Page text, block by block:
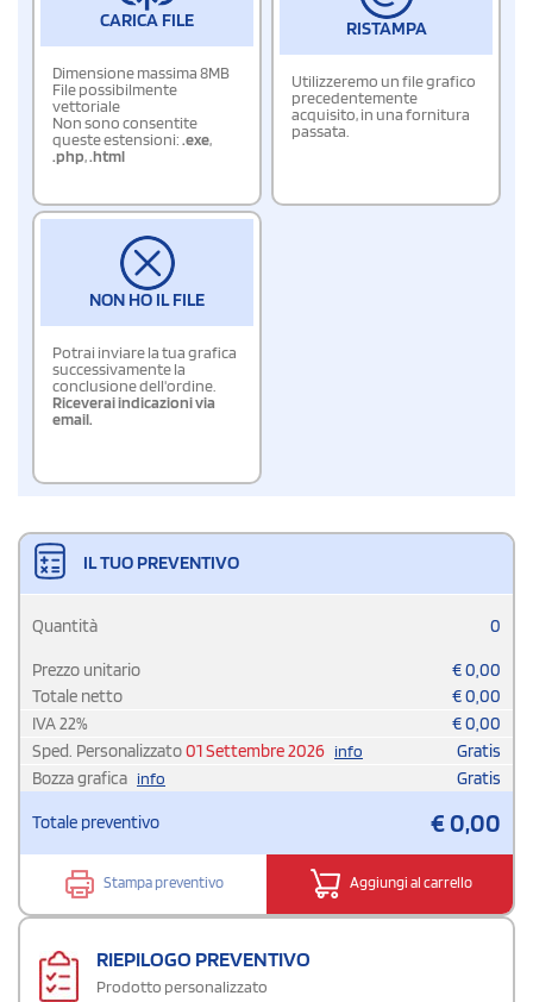
CARICA FILE
Dimensione massima 8MB
File possibilmente
vettoriale
Non sono consentite
queste estensioni:.exe,
.php,.html
RISTAMPA
Utilizzeremo un file grafico
precedentemente
acquisito, in una fornitura
passata.
NON HO IL FILE
Potrai inviare la tua grafica
successivamente la
conclusione dell'ordine.
Riceverai indicazioni via
email.
IL TUO PREVENTIVO
Quantità 0
Prezzo unitario €0,00
Totale netto
€0,00
IVA22% €0,00
Sped. Personalizzato01 Settembre 2026 info
Gratis
Bozza grafica info Gratis
Totale preventivo €0,00
Stampa preventivo Aggiungi al carrello
RIEPILOGO PREVENTIVO
Prodotto personalizzato